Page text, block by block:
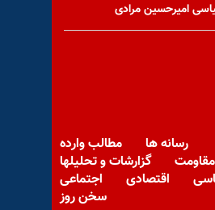
امیرحسین مرادی
مطالب وارده
رسانه ها
گزارشات و تحلیلها
مقاومت
اجتماعی
اقتصادی
سخن روز